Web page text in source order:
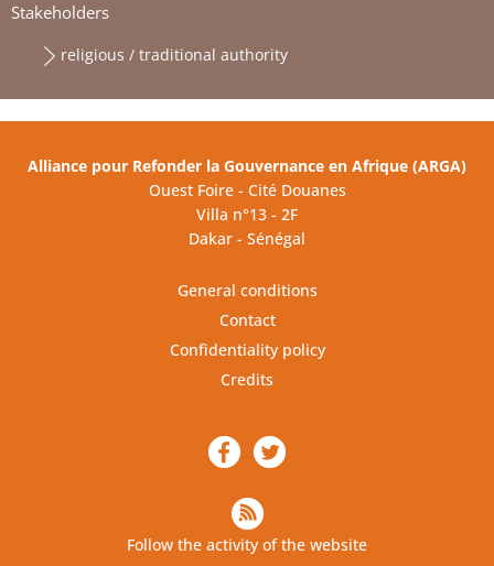
Stakeholders
religious / traditional authority
Alliance pour Refonder la Gouvernance en Afrique (ARGA)
Ouest Foire - Cité Douanes
Villa n°13 - 2F
Dakar - Sénégal
General conditions
Contact
Confidentiality policy
Credits
Follow the activity of the website